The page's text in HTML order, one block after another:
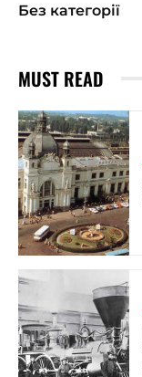
Без категорії
MUST READ